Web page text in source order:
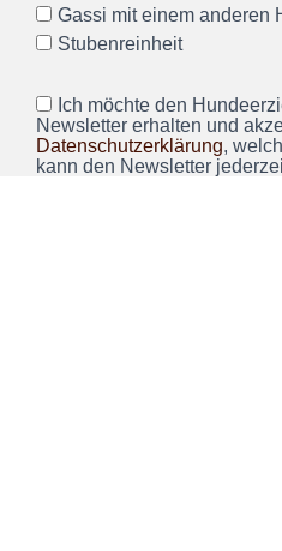
Gassi mit einem anderen
Stubenreinheit
Ich möchte den
Newsletter erhalten und
Datenschutzerklärung,
kann den Newsletter